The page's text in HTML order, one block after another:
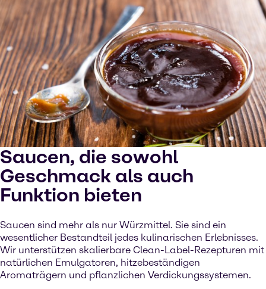
Saucen, die sowohl
Geschmack als auch
Funktion bieten
Saucen sind mehr als nur Würzmittel. Sie sind ein
wesentlicher Bestandteil jedes kulinarischen Erlebnisses.
Wir unterstützen skalierbare Clean-Label-Rezepturen mit
natürlichen Emulgatoren, hitzebeständigen
Aromaträgern und pflanzlichen Verdickungssystemen.